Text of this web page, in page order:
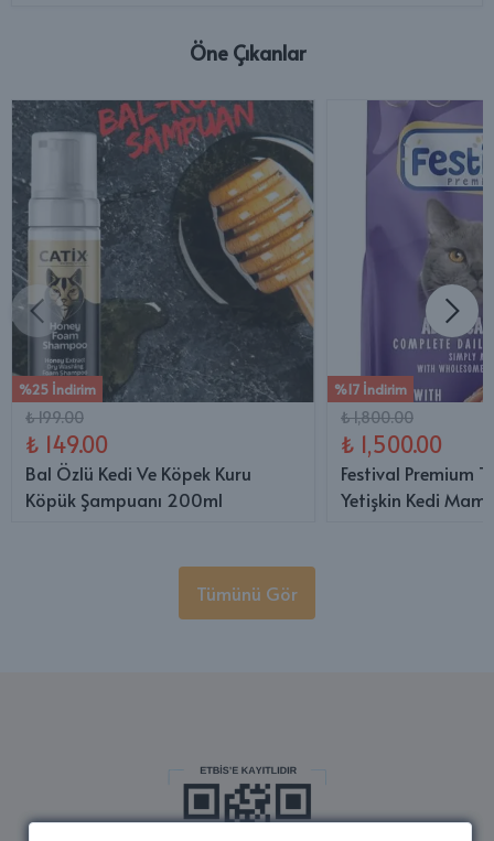
Öne Çıkanlar
%25 İndirim
₺ 199.00
₺ 149.00
Bal Özlü Kedi Ve Köpek Kuru
Köpük Şampuanı 200ml
%17 İndirim
₺ 1,800.00
₺ 1,500.00
Festival Premium
Yetişkin Kedi
Tümünü Gör